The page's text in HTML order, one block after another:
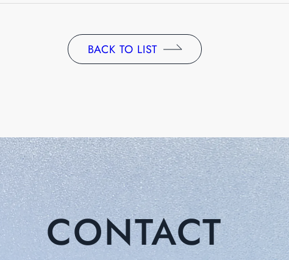
BACK TO LIST
CONTACT